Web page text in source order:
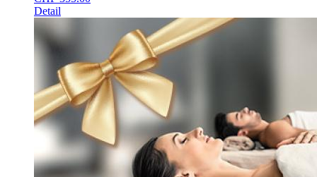
Detail